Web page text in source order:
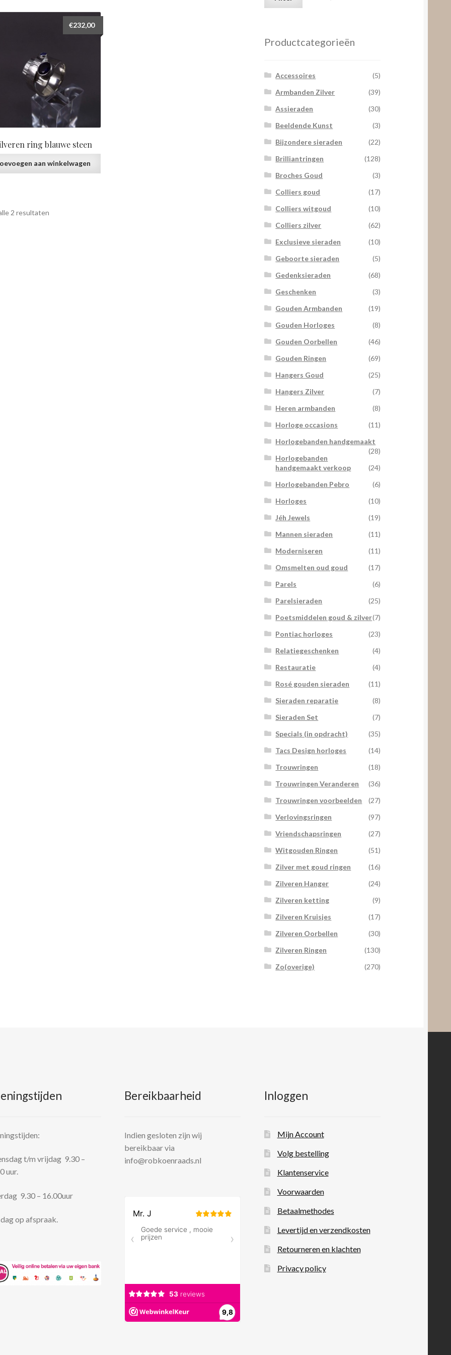
ring blauwe steen
€232,00
aan winkelwagen
2 resultaten
Productcategorieën
Accessoires
(5)
Armbanden Zilver
(39)
Assieraden
(30)
Beeldende Kunst
(3)
Bijzondere sieraden
(22)
Brilliantringen
(128)
Broches Goud
(3)
Colliers goud
(17)
Colliers witgoud
(10)
Colliers zilver
(62)
Exclusieve sieraden
(10)
Geboorte sieraden
(5)
Gedenksieraden
(68)
Geschenken
(3)
Gouden Armbanden
(19)
Gouden Horloges
(8)
Gouden Oorbellen
(46)
Gouden Ringen
(69)
Hangers Goud
(25)
Hangers Zilver
(7)
Heren armbanden
(8)
Horloge occasions
(11)
Horlogebanden handgemaakt
(28)
Horlogebanden
handgemaakt verkoop
(24)
Horlogebanden Pebro
(6)
Horloges
(10)
Jéh Jewels
(19)
Mannen sieraden
(11)
Moderniseren
(11)
Omsmelten oud goud
(17)
Parels
(6)
Parelsieraden
(25)
Poetsmiddelen goud & zilver(7)
Pontiac horloges
(23)
Relatiegeschenken
(4)
Restauratie
(4)
Rosé gouden sieraden
(11)
Sieraden reparatie
(8)
Sieraden Set
(7)
Specials (in opdracht)
(35)
Tacs Design horloges
(14)
Trouwringen
(18)
Trouwringen Veranderen
(36)
Trouwringen voorbeelden
(27)
Verlovingsringen
(97)
Vriendschapsringen
(27)
Witgouden Ringen
(51)
Zilver met goud ringen
(16)
Zilveren Hanger
(24)
Zilveren ketting
(9)
Zilveren Kruisjes
(17)
Zilveren Oorbellen
(30)
Zilveren Ringen
(130)
Zo(overige)
(270)
t/m vrijdag 9.30 –
uur.
9.30 – 16.00uur
op afspraak.
Bereikbaarheid
Indien gesloten zijn wij
bereikbaar via
info@robkoenraads.nl
Inloggen
Mijn Account
Volg bestelling
Klantenservice
Voorwaarden
Betaalmethodes
Levertijd en verzendkosten
Retourneren en klachten
Privacy policy